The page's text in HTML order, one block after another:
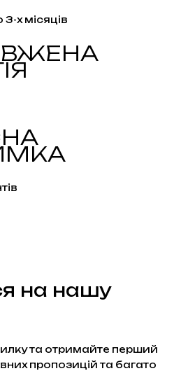
х місяців
на нашу
та отримайте перший
пропозицій та багато